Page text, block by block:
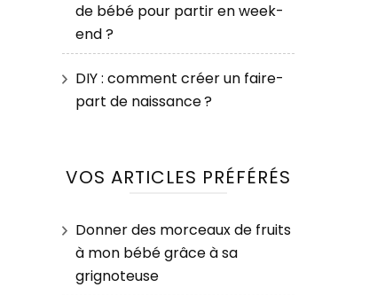
de bébé pour partir en week-
end ?
DIY : comment créer un faire-
part de naissance ?
VOS ARTICLES PRÉFÉRÉS
Donner des morceaux de fruits
à mon bébé grâce à sa
grignoteuse